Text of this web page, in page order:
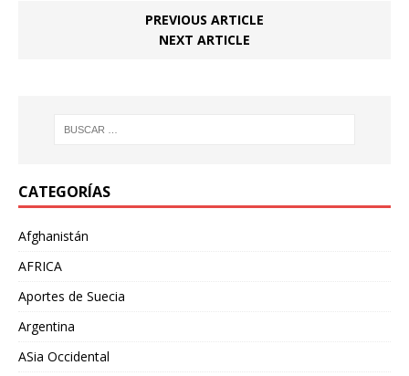
PREVIOUS ARTICLE
NEXT ARTICLE
CATEGORÍAS
Afghanistán
AFRICA
Aportes de Suecia
Argentina
ASia Occidental